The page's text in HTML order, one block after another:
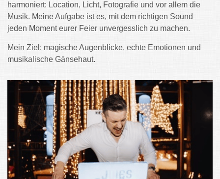
harmoniert: Location, Licht, Fotografie und vor allem die
Musik. Meine Aufgabe ist es, mit dem richtigen Sound
jeden Moment eurer Feier unvergesslich zu machen.
Mein Ziel: magische Augenblicke, echte Emotionen und
musikalische Gänsehaut.